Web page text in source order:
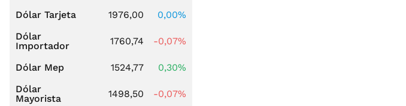
Dólar Tarjeta
1976,00
0,00%
Dólar
Importador
1760,74 -0,07%
Dólar Mep 1524,77
0,30%
Dólar
Mayorista
1498,50 -0,07%